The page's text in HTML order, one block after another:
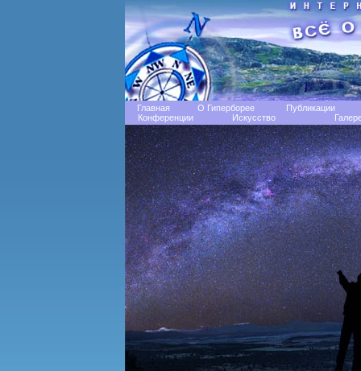
Главная О Гиперборее
Публикации
Конференции
Искусство